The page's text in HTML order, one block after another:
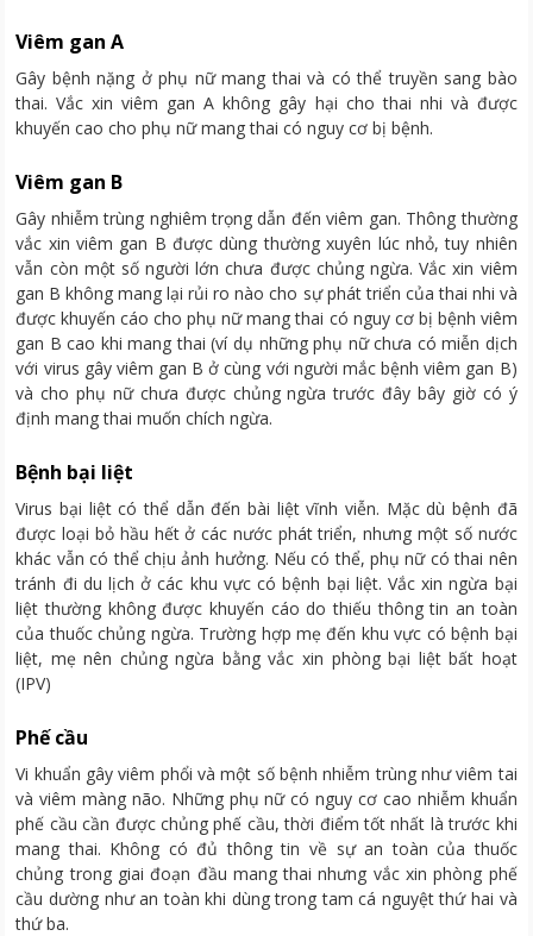
Viêm gan A
Gây bệnh nặng ở phụ nữ mang thai và có thể truyền sang bào
thai. Vắc xin viêm gan A không gây hại cho thai nhi và được
khuyến cao cho phụ nữ mang thai có nguy cơ bị bệnh.
Viêm gan B
Gây nhiễm trùng nghiêm trọng dẫn đến viêm gan. Thông thường
vắc xin viêm gan B được dùng thường xuyên lúc nhỏ, tuy nhiên
vẫn còn một số người lớn chưa được chủng ngừa. Vắc xin viêm
gan B không mang lại rủi ro nào cho sự phát triển của thai nhi và
được khuyến cáo cho phụ nữ mang thai có nguy cơ bị bệnh viêm
gan B cao khi mang thai (ví dụ những phụ nữ chưa có miễn dịch
với virus gây viêm gan B ở cùng với người mắc bệnh viêm gan B)
và cho phụ nữ chưa được chủng ngừa trước đây bây giờ có ý
định mang thai muốn chích ngừa.
Bệnh bại liệt
Virus bại liệt có thể dẫn đến bài liệt vĩnh viễn. Mặc dù bệnh đã
được loại bỏ hầu hết ở các nước phát triển, nhưng một số nước
khác vẫn có thể chịu ảnh hưởng. Nếu có thể, phụ nữ có thai nên
tránh đi du lịch ở các khu vực có bệnh bại liệt. Vắc xin ngừa bại
liệt thường không được khuyến cáo do thiếu thông tin an toàn
của thuốc chủng ngừa. Trường hợp mẹ đến khu vực có bệnh bại
liệt, mẹ nên chủng ngừa bằng vắc xin phòng bại liệt bất hoạt
(IPV)
Phế cầu
Vi khuẩn gây viêm phổi và một số bệnh nhiễm trùng như viêm tai
và viêm màng não. Những phụ nữ có nguy cơ cao nhiễm khuẩn
phế cầu cần được chủng phế cầu, thời điểm tốt nhất là trước khi
mang thai. Không có đủ thông tin về sự an toàn của thuốc
chủng trong giai đoạn đầu mang thai nhưng vắc xin phòng phế
cầu dường như an toàn khi dùng trong tam cá nguyệt thứ hai và
thứ ba.